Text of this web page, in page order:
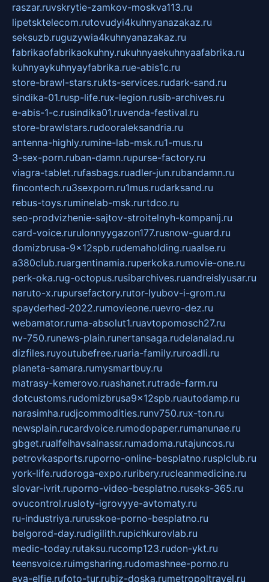
raszar.ruvskrytie-zamkov-moskva113.ru
lipetsktelecom.rutovudyi4kuhnyanazakaz.ru
seksuzb.ruguzywia4kuhnyanazakaz.ru
fabrikaofabrikaokuhny.rukuhnyaekuhnyaafabrika.ru
kuhnyaykuhnyayfabrika.rue-abis1c.ru
store-brawl-stars.rukts-services.rudark-sand.ru
sindika-01.rusp-life.rux-legion.rusib-archives.ru
e-abis-1-c.rusindika01.ruvenda-festival.ru
store-brawlstars.rudooraleksandria.ru
antenna-highly.rumine-lab-msk.ru1-mus.ru
3-sex-porn.ruban-damn.rupurse-factory.ru
viagra-tablet.rufasbags.ruadler-jun.rubandamn.ru
fincontech.ru3sexporn.ru1mus.rudarksand.ru
rebus-toys.ruminelab-msk.rurtdco.ru
seo-prodvizhenie-sajtov-stroitelnyh-kompanij.ru
card-voice.rurulonnyygazon177.rusnow-guard.ru
domizbrusa-9x12spb.rudemaholding.ruaalse.ru
a380club.ruargentinamia.ruperkoka.rumovie-one.ru
perk-oka.rug-octopus.rusibarchives.ruandreislyusar.ru
naruto-x.rupursefactory.rutor-lyubov-i-grom.ru
spayderhed-2022.rumovieone.ruevro-dez.ru
webamator.ruma-absolut1.ruavtopomosch27.ru
nv-750.runews-plain.runertansaga.rudelanalad.ru
dizfiles.ruyoutubefree.ruaria-family.ruroadli.ru
planeta-samara.rumysmartbuy.ru
matrasy-kemerovo.ruashanet.rutrade-farm.ru
dotcustoms.rudomizbrusa9x12spb.ruautodamp.ru
narasimha.rudjcommodities.runv750.rux-ton.ru
newsplain.rucardvoice.rumodopaper.rumanunae.ru
gbget.rualfeihavsalnassr.rumadoma.rutajuncos.ru
petrovkasports.ruporno-online-besplatno.rusplclub.ru
york-life.rudoroga-expo.ruribery.rucleanmedicine.ru
slovar-ivrit.ruporno-video-besplatno.ruseks-365.ru
ovucontrol.rusloty-igrovyye-avtomaty.ru
ru-industriya.rurusskoe-porno-besplatno.ru
belgorod-day.rudigilith.rupichkurovlab.ru
medic-today.rutaksu.rucomp123.rudon-ykt.ru
teensvoice.ruimgsharing.rudomashnee-porno.ru
eva-elfie.rufoto-tur.rubiz-doska.rumetropoltravel.ru